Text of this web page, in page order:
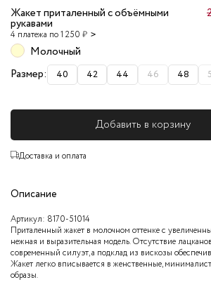
Жакет приталенный с объёмными
рукавами
4 платежа по 1 250 ₽
Молочный
Размер:
40 42 44 46 48
Добавить в корзину
Доставка и оплата
Описание
Артикул: 8170-51014
Приталенный жакет в молочном оттенке с
нежная и выразительная модель. Отсутствие
современный силуэт, а подклад из вискозы
Жакет легко вписывается в женственные,
образы.